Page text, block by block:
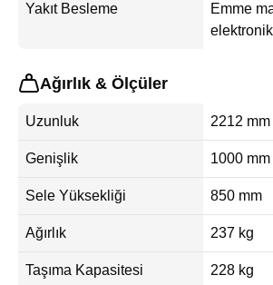
Yakıt Besleme
Emme
Ağırlık & Ölçüler
Uzunluk 2212 mm
Genişlik 1000 mm
Sele Yüksekliği 850 mm
Ağırlık 237 kg
Taşıma Kapasitesi 228 kg